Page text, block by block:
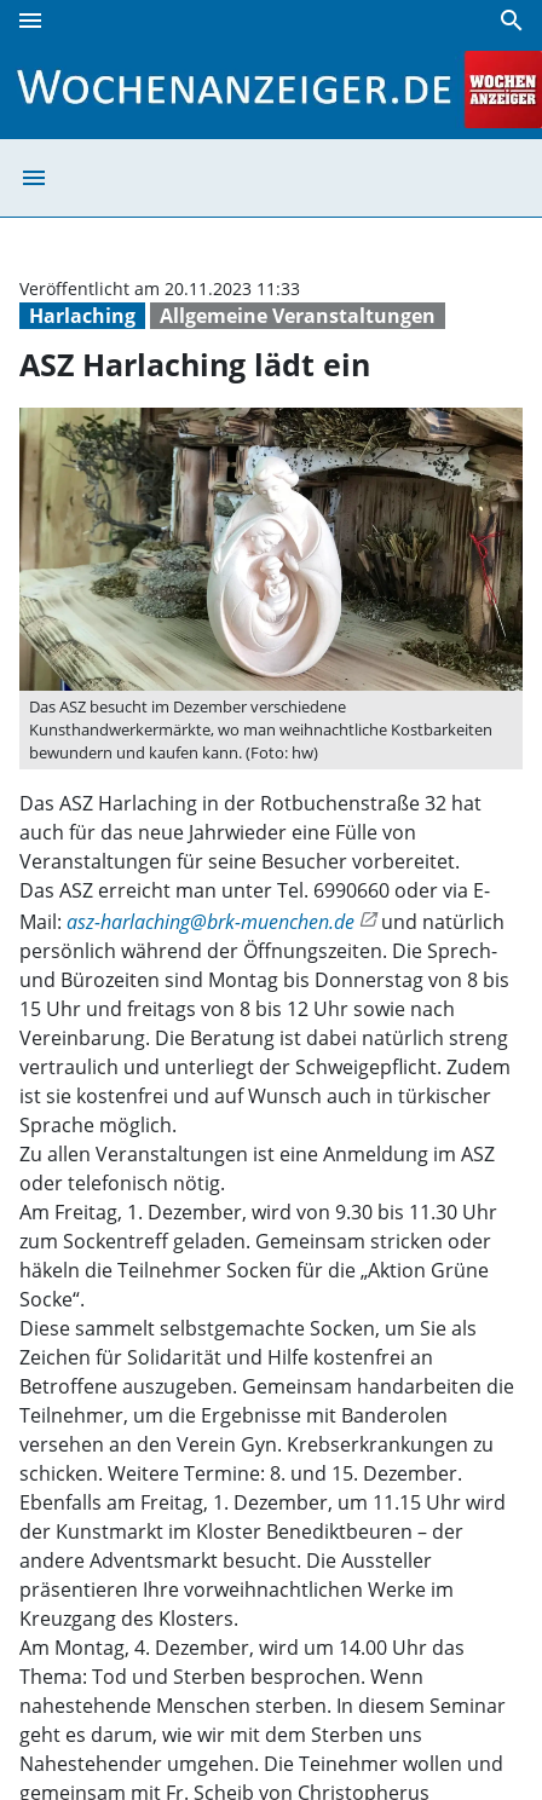
menu search
menu
Harlaching Allgemeine Veranstaltungen
Veröffentlicht am 20.11.2023 11:33
ASZ Harlaching lädt ein
Das ASZ besucht im Dezember verschiedene
Kunsthandwerkermärkte, wo man weihnachtliche Kostbarkeiten
bewundern und kaufen kann. (Foto: hw)
Das ASZ Harlaching in der Rotbuchenstraße 32 hat
auch für das neue Jahrwieder eine Fülle von
Veranstaltungen für seine Besucher vorbereitet.
Das ASZ erreicht man unter Tel. 6990660 oder via E-
Mail: asz-harlaching@brk-muenchen.de
und natürlich
persönlich während der Öffnungszeiten. Die Sprech-
und Bürozeiten sind Montag bis Donnerstag von 8 bis
15 Uhr und freitags von 8 bis 12 Uhr sowie nach
Vereinbarung. Die Beratung ist dabei natürlich streng
vertraulich und unterliegt der Schweigepflicht. Zudem
ist sie kostenfrei und auf Wunsch auch in türkischer
Sprache möglich.
Zu allen Veranstaltungen ist eine Anmeldung im ASZ
oder telefonisch nötig.
Am Freitag, 1. Dezember, wird von 9.30 bis 11.30 Uhr
zum Sockentreff geladen. Gemeinsam stricken oder
häkeln die Teilnehmer Socken für die „Aktion Grüne
Socke“.
Diese sammelt selbstgemachte Socken, um Sie als
Zeichen für Solidarität und Hilfe kostenfrei an
Betroffene auszugeben. Gemeinsam handarbeiten die
Teilnehmer, um die Ergebnisse mit Banderolen
versehen an den Verein Gyn. Krebserkrankungen zu
schicken. Weitere Termine: 8. und 15. Dezember.
Ebenfalls am Freitag, 1. Dezember, um 11.15 Uhr wird
der Kunstmarkt im Kloster Benediktbeuren – der
andere Adventsmarkt besucht. Die Aussteller
präsentieren Ihre vorweihnachtlichen Werke im
Kreuzgang des Klosters.
Am Montag, 4. Dezember, wird um 14.00 Uhr das
Thema: Tod und Sterben besprochen. Wenn
nahestehende Menschen sterben. In diesem Seminar
geht es darum, wie wir mit dem Sterben uns
Nahestehender umgehen. Die Teinehmer wollen und
gemeinsam mit Fr. Scheib von Christopherus